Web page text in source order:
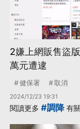
2嫌上網販售盜
萬元遭逮
健保署 取消
2024/12/23 19:31
閱讀更多 #調降有